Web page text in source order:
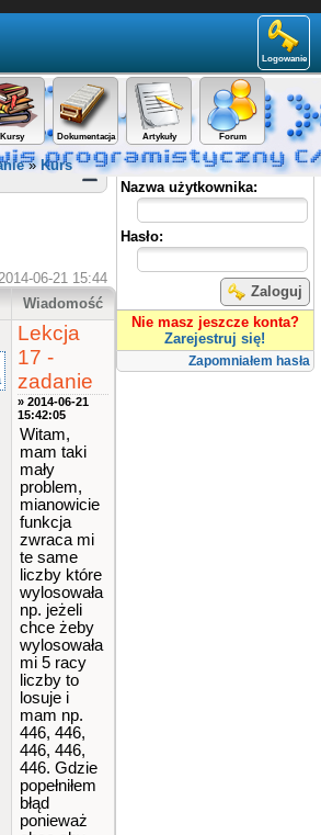
Logowanie
Kursy Dokumentacja Artykuły Forum
Panel użytkownika
Nazwa użytkownika:
Hasło:
Zaloguj
Nie masz jeszcze konta?
Zarejestruj się!
Zapomniałem hasła
» Kurs
06-21 15:44
Wiadomość
Lekcja
17 -
zadanie
» 2014-06-21
15:42:05
Witam,
mam taki
mały
problem,
mianowicie
funkcja
zwraca mi
te same
liczby które
wylosowała
np. jeżeli
chce żeby
wylosowała
mi 5 racy
liczby to
losuje i
mam np.
446, 446,
446, 446,
446. Gdzie
popełniłem
błąd
ponieważ